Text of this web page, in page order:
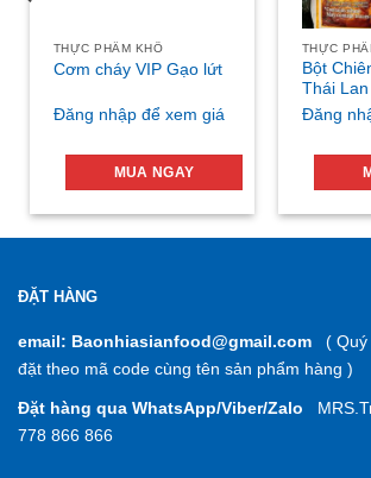
THỰC PHẨM KHÔ
Cơm cháy VIP Gạo lứt
Đăng nhập để xem giá
MUA NGAY
THỰC
Bột
Thái Lan
Đăng
ĐẶT HÀNG
email: Baonhiasianfood@gmail.com ( Quý
đặt theo mã code cùng tên sản phẩm hàng )
Đặt hàng qua WhatsApp/Viber/Zalo
778 866 866